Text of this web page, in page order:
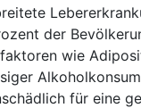
der
wie
für eine